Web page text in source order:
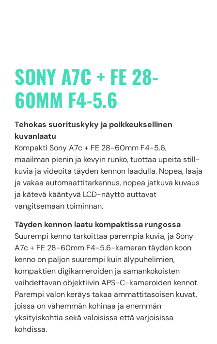
SONY A7C + FE 28-
60MM F4-5.6
Tehokas suorituskyky ja poikkeuksellinen
kuvanlaatu
Kompakti Sony A7c + FE 28-60mm F4-5.6,
maailman pienin ja kevyin runko, tuottaa upeita still-
kuvia ja videoita täyden kennon laadulla. Nopea, laaja
ja vakaa automaattitarkennus, nopea jatkuva kuvaus
ja kätevä kääntyvä LCD-näyttö auttavat
vangitsemaan toiminnan.
Täyden kennon laatu kompaktissa rungossa
Suurempi kenno tarkoittaa parempia kuvia, ja Sony
A7c + FE 28-60mm F4-5.6-kameran täyden koon
kenno on paljon suurempi kuin älypuhelimien,
kompaktien digikameroiden ja samankokoisten
vaihdettavan objektiivin APS-C-kameroiden kennot.
Parempi valon keräys takaa ammattitasoisen kuvat,
joissa on vähemmän kohinaa ja enemmän
yksityiskohtia sekä valoisissa että varjoisissa
kohdissa.